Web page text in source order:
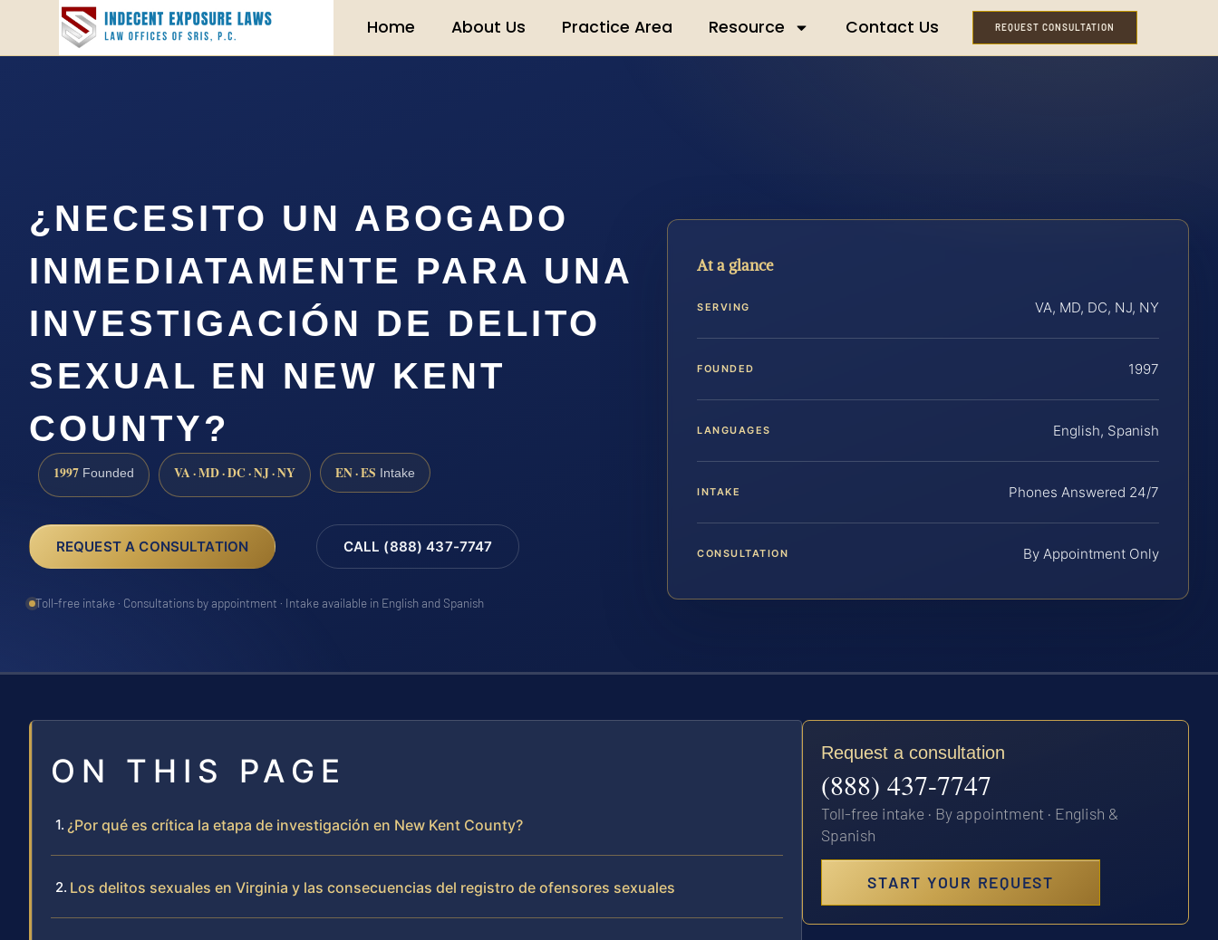
Home About Us Practice Area Resource Contact Us REQUEST CONSULTATION
¿NECESITO UN ABOGADO
INMEDIATAMENTE PARA UNA
INVESTIGACIÓN DE DELITO
SEXUAL EN NEW KENT
COUNTY?
1997 Founded VA · MD · DC · NJ · NY EN · ES Intake
REQUEST A CONSULTATION CALL (888) 437-7747
Toll-free intake · Consultations by appointment · Intake available in English and Spanish
At a glance
SERVING VA, MD, DC, NJ, NY
FOUNDED 1997
LANGUAGES English, Spanish
INTAKE Phones Answered 24/7
CONSULTATION By Appointment Only
ON THIS PAGE
¿Por qué es crítica la etapa de investigación en New Kent County?
Los delitos sexuales en Virginia y las consecuencias del registro de ofensores sexuales
Request a consultation
(888) 437-7747
Toll-free intake · By appointment · English &
Spanish
START YOUR REQUEST